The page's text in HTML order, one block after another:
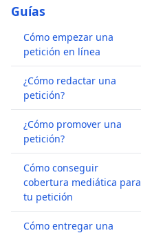
Guías
Cómo empezar una
petición en línea
¿Cómo redactar una
petición?
¿Cómo promover una
petición?
Cómo conseguir
cobertura mediática para
tu petición
Cómo entregar una